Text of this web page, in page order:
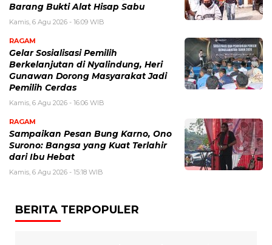
Barang Bukti Alat Hisap Sabu
Kamis, 6 Agu 2026 - 16:09 WIB
RAGAM
Gelar Sosialisasi Pemilih
Berkelanjutan di Nyalindung, Heri
Gunawan Dorong Masyarakat Jadi
Pemilih Cerdas
Kamis, 6 Agu 2026 - 16:06 WIB
RAGAM
Sampaikan Pesan Bung Karno, Ono
Surono: Bangsa yang Kuat Terlahir
dari Ibu Hebat
Kamis, 6 Agu 2026 - 15:18 WIB
BERITA TERPOPULER